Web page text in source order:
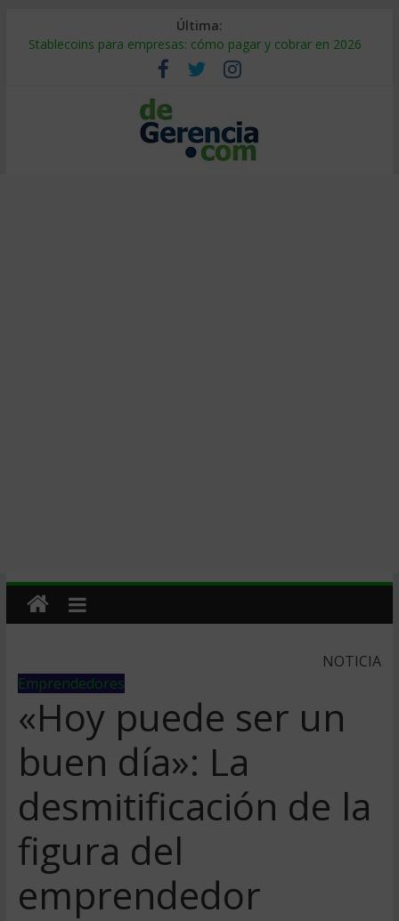
Última:
Stablecoins para empresas: cómo pagar y cobrar en 2026
Despido silencioso: qué es y por qué sale tan caro
IA en selección de personal: cómo auditarla a tiempo
Trabajo forzoso en la cadena de suministro: qué hacer
Mercado hispano de EE. UU.: cómo segmentarlo y venderle
NOTICIA
Emprendedores
«Hoy puede ser un
buen dí­a»: La
desmitificación de la
figura del
emprendedor